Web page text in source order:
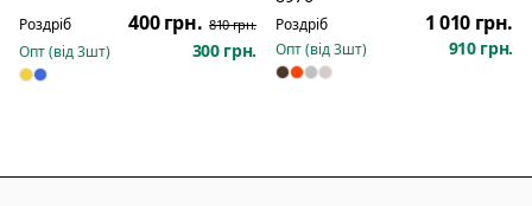
Роздріб 400 грн. 810 грн.
Опт (від3шт) 300 грн.
Роздріб 1 010 грн.
Опт (від3шт) 910 грн.